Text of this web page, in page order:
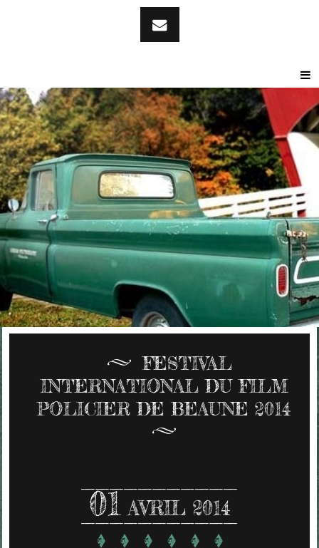
FESTIVAL
INTERNATIONAL DU FILM
POLICIER DE BEAUNE 2014
01 AVRIL 2014